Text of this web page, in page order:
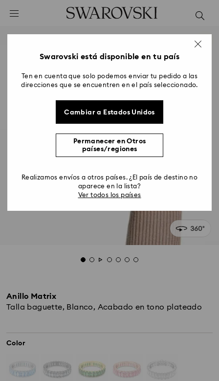
Accesskeys list
2 - Footer
Anillo Matrix
Talla baguette, Blanco, Acabado en tono plateado
Color
Swarovski está disponible en tu país
Ten en cuenta que solo podemos enviar tu pedido a las
direcciones que se encuentren en el país seleccionado.
Cambiar a Estados Unidos
Permanecer en Otros
países/regiones
Realizamos envíos a otros países. ¿El país de destino no
aparece en la lista?
Ver todos los países